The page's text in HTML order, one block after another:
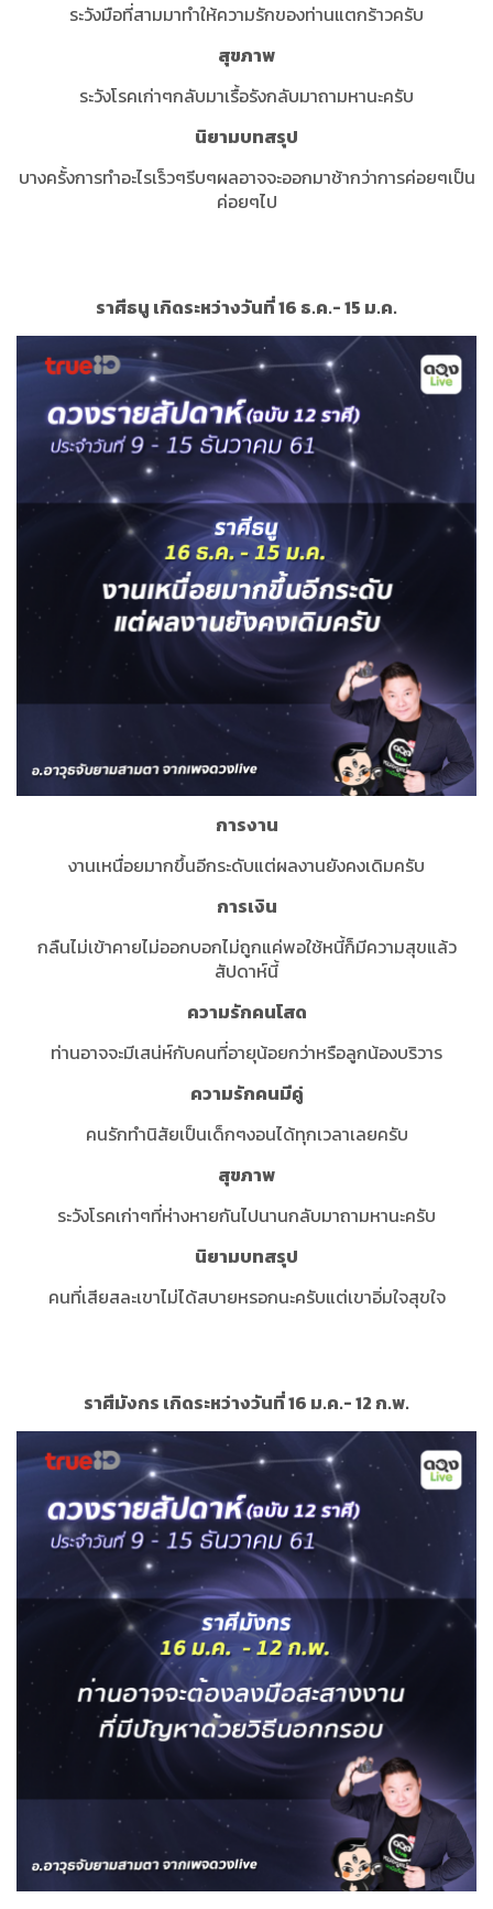
ระวังมือที่สามมาทำให้ความรักของท่านแตกร้าวครับ
สุขภาพ
ระวังโรคเก่าๆกลับมาเรื้อรังกลับมาถามหานะครับ
นิยามบทสรุป
บางครั้งการทำอะไรเร็วๆรีบๆผลอาจจะออกมาช้ากว่าการค่อยๆเป็น
ค่อยๆไป
ราศีธนู เกิดระหว่างวันที่ 16 ธ.ค.- 15 ม.ค.
การงาน
งานเหนื่อยมากขึ้นอีกระดับแต่ผลงานยังคงเดิมครับ
การเงิน
กลืนไม่เข้าคายไม่ออกบอกไม่ถูกแค่พอใช้หนี้ก็มีความสุขแล้ว
สัปดาห์นี้
ความรักคนโสด
ท่านอาจจะมีเสน่ห์กับคนที่อายุน้อยกว่าหรือลูกน้องบริวาร
ความรักคนมีคู่
คนรักทำนิสัยเป็นเด็กๆงอนได้ทุกเวลาเลยครับ
สุขภาพ
ระวังโรคเก่าๆที่ห่างหายกันไปนานกลับมาถามหานะครับ
นิยามบทสรุป
คนที่เสียสละเขาไม่ได้สบายหรอกนะครับแต่เขาอิ่มใจสุขใจ
ราศีมังกร เกิดระหว่างวันที่ 16 ม.ค.- 12 ก.พ.